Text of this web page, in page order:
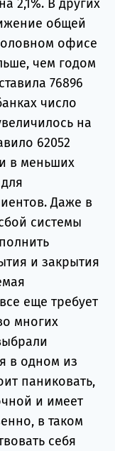
2,1%. В других
общей
офисе
чем годом
76896
число
на
62052
в меньших
Даже в
системы
и закрытия
еще требует
многих
в одном из
паниковать,
и имеет
в таком
себя